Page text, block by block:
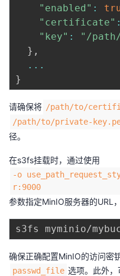
"enabled" :
"certificate" :
"key" :
"/
} ,
...
}
请确保将 /path/to/
/path/to/private-
径。
在s3fs挂载时，通过使用
-o
r:9000
参数指定MinIO服务器的URL
s3fs myminio/
确保正确配置MinIO的访问密
passwd_file 选项。此外